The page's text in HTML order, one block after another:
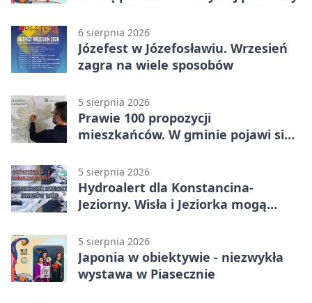
6 sierpnia 2026
Józefest w Józefosławiu. Wrzesień
zagra na wiele sposobów
5 sierpnia 2026
Prawie 100 propozycji
mieszkańców. W gminie pojawi się
5 sierpnia 2026
Hydroalert dla Konstancina-
Jeziorny. Wisła i Jeziorka mogą
5 sierpnia 2026
Japonia w obiektywie - niezwykła
wystawa w Piasecznie